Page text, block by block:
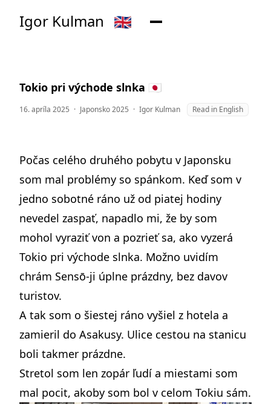
Igor Kulman 🇬🇧
Tokio pri východe slnka 🇯🇵
16. apríla 2025 · Japonsko 2025 · Igor Kulman Read in English
Počas celého druhého pobytu v Japonsku
som mal problémy so spánkom. Keď som v
jedno sobotné ráno už od piatej hodiny
nevedel zaspať, napadlo mi, že by som
mohol vyraziť von a pozrieť sa, ako vyzerá
Tokio pri východe slnka. Možno uvidím
chrám Sensō-ji úplne prázdny, bez davov
turistov.
A tak som o šiestej ráno vyšiel z hotela a
zamieril do Asakusy. Ulice cestou na stanicu
boli takmer prázdne.
Stretol som len zopár ľudí a miestami som
mal pocit, akoby som bol v celom Tokiu sám.